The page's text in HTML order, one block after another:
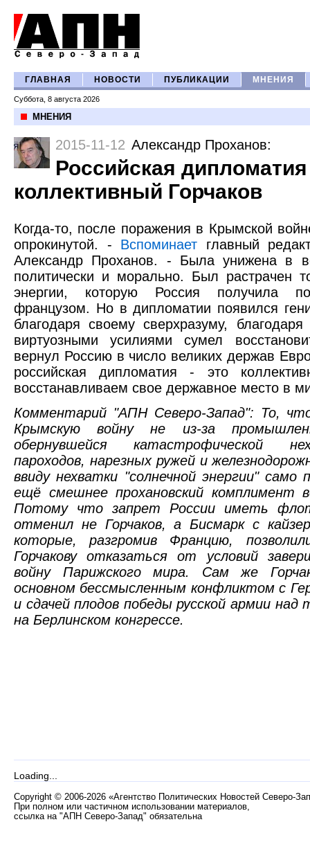
ГЛАВНАЯ НОВОСТИ ПУБЛИКАЦИИ МНЕНИЯ
Суббота, 8 августа 2026
МНЕНИЯ
2015-11-12 Александр Проханов:
Российская дипломатия
коллективный Горчаков
Когда-то, после поражения в Крымской
опрокинутой. - Вспоминает главный
Александр Проханов. - Была унижена в
политически и морально. Был растрачен
энергии, которую Россия получила
французом. Но в дипломатии появился
благодаря своему сверхразуму,
виртуозными усилиями сумел
вернул Россию в число великих держав
российская дипломатия - это
восстанавливаем свое державное место в
Комментарий "АПН Северо-Запад": То,
Крымскую войну не из-за
обернувшейся катастрофической
пароходов, нарезных ружей и
ввиду нехватки "солнечной энергии"
ещё смешнее прохановский комплимент
Потому что запрет России иметь
отменил не Горчаков, а Бисмарк с
которые, разгромив Францию,
Горчакову отказаться от условий
войну Парижского мира. Сам же
основном бессмысленным конфликтом с
и сдачей плодов победы русской армии над
на Берлинском конгрессе.
Loading...
Copyright © 2006-2026 «Агентство Политических Новостей Северо-
При полном или частичном использовании материалов,
ссылка на "АПН Северо-Запад" обязательна